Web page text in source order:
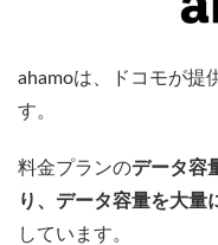
ahamoは、ドコモが提
す。
料金プランのデータ容
り、データ容量を大量
しています。